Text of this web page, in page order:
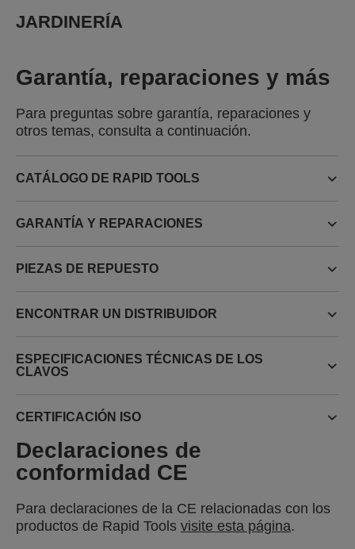
JARDINERÍA
Garantía, reparaciones y más
Para preguntas sobre garantía, reparaciones y
otros temas, consulta a continuación.
CATÁLOGO DE RAPID TOOLS
GARANTÍA Y REPARACIONES
PIEZAS DE REPUESTO
ENCONTRAR UN DISTRIBUIDOR
ESPECIFICACIONES TÉCNICAS DE LOS
CLAVOS
CERTIFICACIÓN ISO
Declaraciones de
conformidad CE
Para declaraciones de la CE relacionadas con los
productos de Rapid Tools visite esta página.